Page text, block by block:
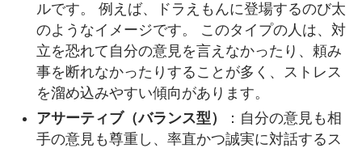
ルです。 例えば、ドラえもんに登場するのび太
のようなイメージです。 このタイプの人は、対
立を恐れて自分の意見を言えなかったり、頼み
事を断れなかったりすることが多く、ストレス
を溜め込みやすい傾向があります。
アサーティブ（バランス型）
：自分の意見も相
手の意見も尊重し、率直かつ誠実に対話するス